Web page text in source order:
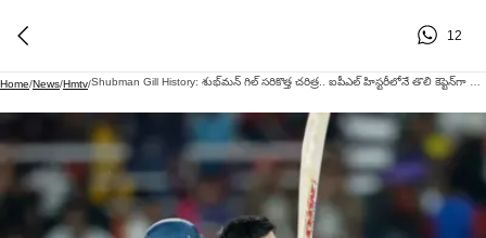
12
Home/News/Hmtv/